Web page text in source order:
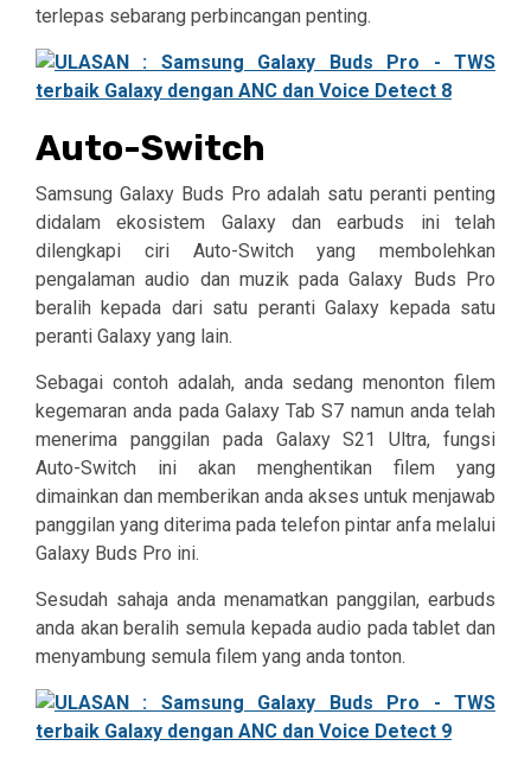
terlepas sebarang perbincangan penting.
Auto-Switch
Samsung Galaxy Buds Pro adalah satu peranti penting
didalam ekosistem Galaxy dan earbuds ini telah
dilengkapi ciri Auto-Switch yang membolehkan
pengalaman audio dan muzik pada Galaxy Buds Pro
beralih kepada dari satu peranti Galaxy kepada satu
peranti Galaxy yang lain.
Sebagai contoh adalah, anda sedang menonton filem
kegemaran anda pada Galaxy Tab S7 namun anda telah
menerima panggilan pada Galaxy S21 Ultra, fungsi
Auto-Switch ini akan menghentikan filem yang
dimainkan dan memberikan anda akses untuk menjawab
panggilan yang diterima pada telefon pintar anfa melalui
Galaxy Buds Pro ini.
Sesudah sahaja anda menamatkan panggilan, earbuds
anda akan beralih semula kepada audio pada tablet dan
menyambung semula filem yang anda tonton.